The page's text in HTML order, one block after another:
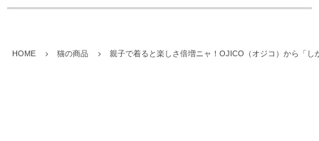
HOME 猫の商品 親子で着ると楽しさ倍増ニャ！OJICO（オジコ）から「し